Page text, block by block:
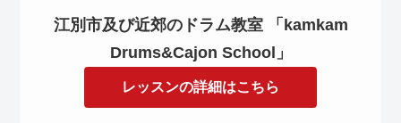
江別市及び近郊のドラム教室 「kamkam
Drums&Cajon School」
レッスンの詳細はこちら